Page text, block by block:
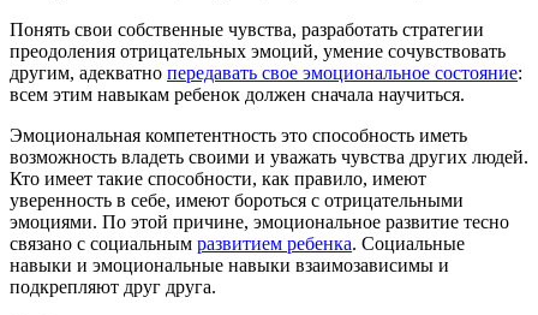
Понять свои собственные чувства, разработать стратегии
преодоления отрицательных эмоций, умение сочувствовать
другим, адекватно передавать свое эмоциональное состояние:
всем этим навыкам ребенок должен сначала научиться.
Эмоциональная компетентность это способность иметь
возможность владеть своими и уважать чувства других людей.
Кто имеет такие способности, как правило, имеют
уверенность в себе, имеют бороться с отрицательными
эмоциями. По этой причине, эмоциональное развитие тесно
связано с социальным развитием ребенка. Социальные
навыки и эмоциональные навыки взаимозависимы и
подкрепляют друг друга.